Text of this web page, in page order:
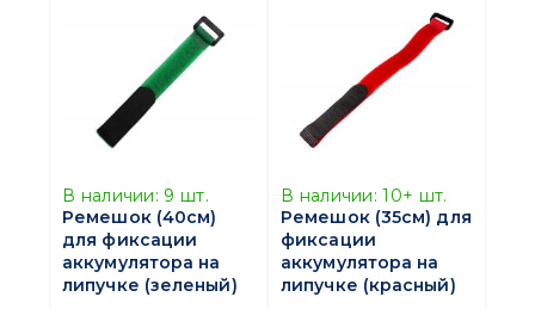
В наличии: 9 шт.
Ремешок (40см)
для фиксации
аккумулятора на
липучке (зеленый)
В наличии: 10+ шт.
Ремешок (35см) для
фиксации
аккумулятора на
липучке (красный)